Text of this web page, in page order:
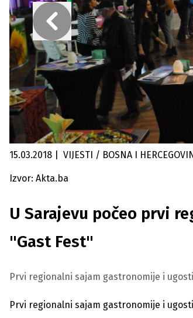
15.03.2018 VIJESTI / BOSNA I
Izvor: Akta.ba
U Sarajevu počeo prvi
"Gast Fest"
Prvi regionalni sajam gastronomije i
Prvi regionalni sajam gastronomije i